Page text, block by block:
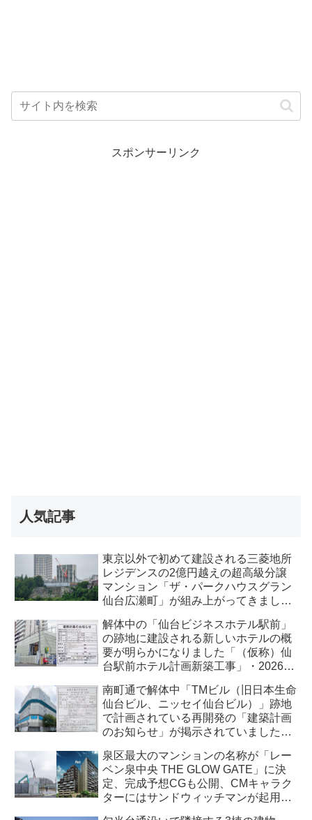
スポンサーリンク
人気記事
東京以外で初めて建設される三菱地所
レジデンスの2億円越えの超高級分譲
マンション「ザ・パークハウスグラン
仙台広瀬町」が組み上がってきまし
解体中の「仙台ビジネスホテル駅前」
の跡地に建設される新しいホテルの概
要が明らかになりました「（仮称）仙
台駅前ホテル計画新築工事」・2026年
南町通で解体中「TMビル（旧日本生命
仙台ビル、ニッセイ仙台ビル）」跡地
で計画されている再開発の「建築計画
のお知らせ」が掲示されていました・
泉区最大のマンションの名称が「レー
ベン泉中央 THE GLOW GATE」に決
定、完成予想CGも公開、CMキャラク
ターにはサンドウィッチマンが起用さ